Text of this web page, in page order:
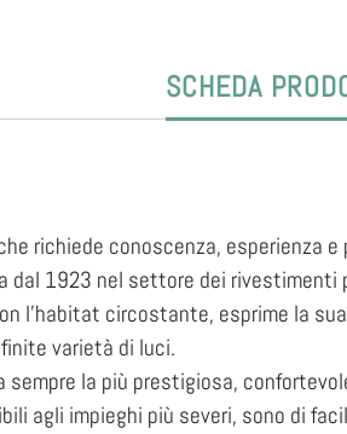
SCHEDA
richiede conoscenza, esperienza
1923 nel settore dei rivestimenti
l’habitat circostante, esprime la
varietà di luci.
sempre la più prestigiosa,
agli impieghi più severi, sono di